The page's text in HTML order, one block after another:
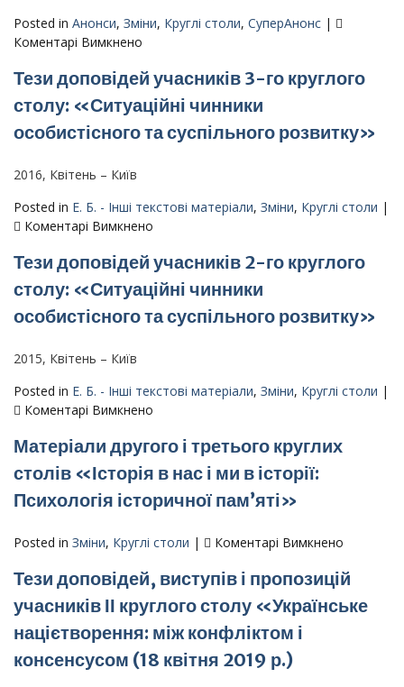
Posted in Анонси, Зміни, Круглі столи, СуперАнонс |
Коментарі Вимкнено
–
Четвертий
круглий
стіл
нас
і
в
історії:
історичної
Тези доповідей учасників 3-го круглого
столу: «Ситуаційні чинники
особистісного та суспільного розвитку»
2016, Квітень – Київ
Posted in Е. Б. - Інші текстові матеріали, Зміни, Круглі столи |
Коментарі Вимкнено
доповідей
учасників
3-
го
чинники
суспільного
розвитку»
Тези доповідей учасників 2-го круглого
столу: «Ситуаційні чинники
особистісного та суспільного розвитку»
2015, Квітень – Київ
Posted in Е. Б. - Інші текстові матеріали, Зміни, Круглі столи |
Коментарі Вимкнено
доповідей
учасників
2-
го
столу:
чинники
та
суспільного
розвитку»
Матеріали другого і третього круглих
столів «Історія в нас і ми в історії:
Психологія історичної пам’яті»
Posted in Зміни, Круглі столи | Коментарі Вимкнено
другого
третього
Тези доповідей, виступів і пропозицій
учасників ІІ круглого столу «Українське
націєтворення: між конфліктом і
консенсусом (18 квітня 2019 р.)